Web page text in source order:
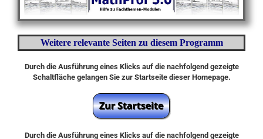
Weitere relevante Seiten zu diesem Programm
Durch die Ausführung eines Klicks auf die nachfolgend gezeigte
Schaltfläche gelangen Sie zur Startseite dieser Homepage.
Durch die Ausführung eines Klicks auf die nachfolgend gezeigte